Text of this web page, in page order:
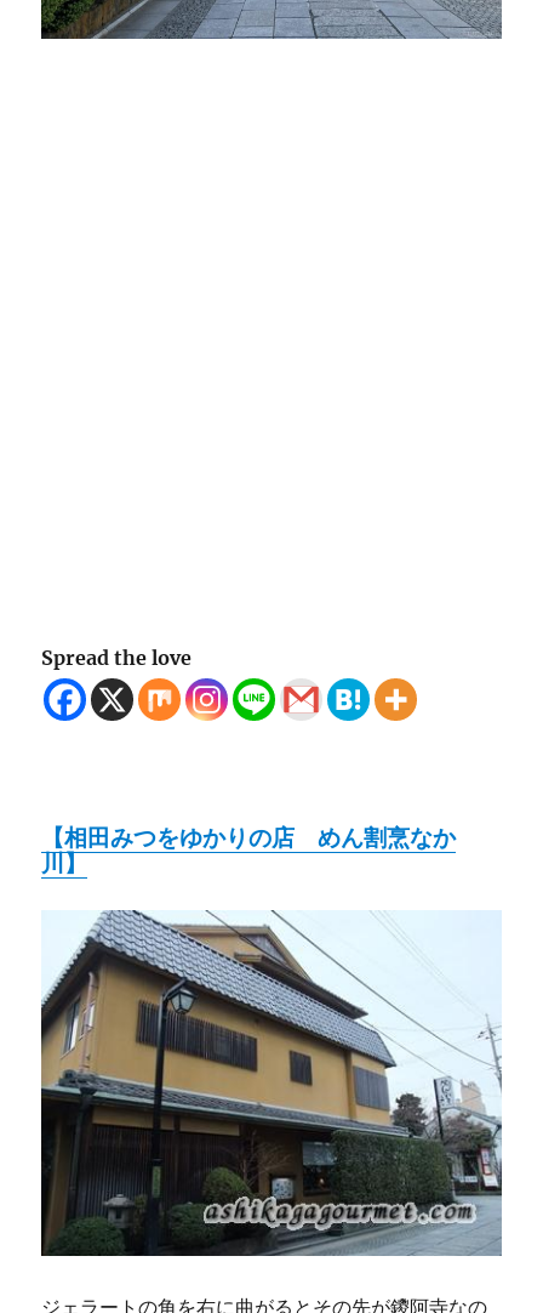
Spread the love
【相田みつをゆかりの店 めん割烹なか
川】
ジェラートの角を右に曲がるとその先が鑁阿寺なの